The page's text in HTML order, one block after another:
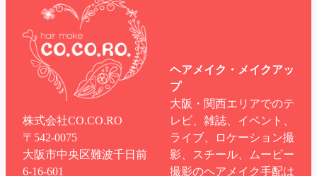
株式会社CO.CO.RO
〒542-0075
大阪市中央区難波千日前
6-16-601
ヘアメイク・メイクアッ
プ
大阪・関西エリアでのテ
レビ、雑誌、イベント、
ライブ、ロケーション撮
影、スチール、ムービー
撮影のヘアメイク手配は